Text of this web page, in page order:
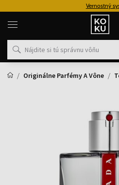
Vernostný
Originálne
parfémy
hodinky
na
mieste
Originálne Parfémy A Vône